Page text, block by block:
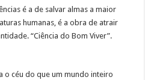
é a de salvar almas a maior
humanas, é a obra de atrair
“Ciência do Bom Viver”.
o céu do que um mundo inteiro